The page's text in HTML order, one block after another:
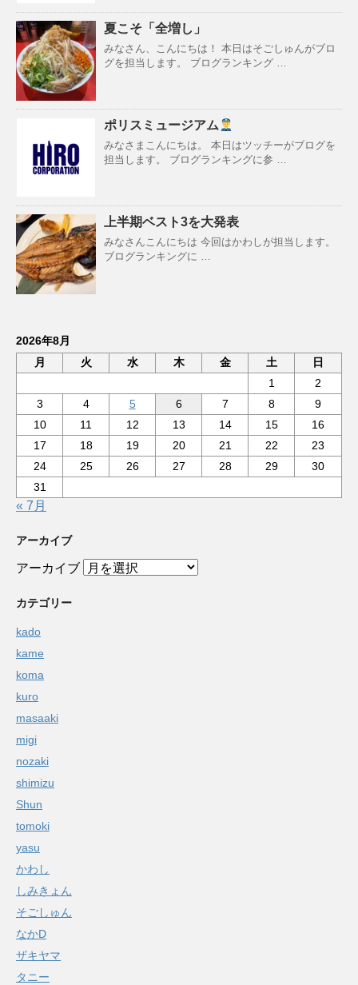
夏こそ「全増し」
みなさん、こんにちは！ 本日はそごしゅんがブロ
グを担当します。 ブログランキング …
ポリスミュージアム
みなさまこんにちは。 本日はツッチーがブログを
担当します。 ブログランキングに参 …
上半期ベスト3を大発表
みなさんこんにちは 今回はかわしが担当します。
ブログランキングに …
2026年8月
月
火 水 木 金 土
日
1
2
3
4 5 6 7 8
9
10
11 12 13 14 15
16
17
18 19 20 21 22
23
24
25 26 27 28 29
30
31
« 7月
アーカイブ
アーカイブ
カテゴリー
kado
kame
koma
kuro
masaaki
migi
nozaki
shimizu
Shun
tomoki
yasu
かわし
しみきょん
そごしゅん
なかD
ザキヤマ
タニー